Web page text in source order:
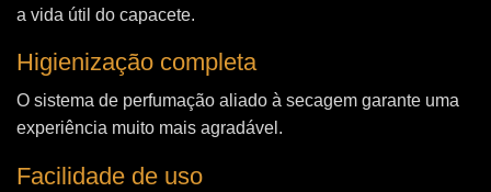
a vida útil do capacete.
Higienização completa
O sistema de perfumação aliado à secagem garante uma
experiência muito mais agradável.
Facilidade de uso